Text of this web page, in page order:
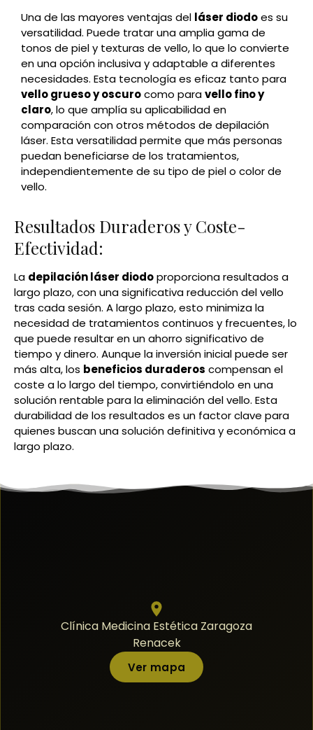
Una de las mayores ventajas del láser diodoes su
versatilidad. Puede tratar una amplia gama de
tonos de piel y texturas de vello, lo que lo convierte
en una opción inclusiva y adaptable a diferentes
necesidades. Esta tecnología es eficaz tanto para
vello grueso y oscurocomo paravello fino y
claro, lo que amplía su aplicabilidad en
comparación con otros métodos de depilación
láser. Esta versatilidad permite que más personas
puedan beneficiarse de los tratamientos,
independientemente de su tipo de piel o color de
vello.
Resultados Duraderos y Coste-
Efectividad:
La depilación láser diodoproporciona resultados a
largo plazo, con una significativa reducción del vello
tras cada sesión. A largo plazo, esto minimiza la
necesidad de tratamientos continuos y frecuentes, lo
que puede resultar en un ahorro significativo de
tiempo y dinero. Aunque la inversión inicial puede ser
más alta, los beneficios duraderos compensan el
coste a lo largo del tiempo, convirtiéndolo en una
solución rentable para la eliminación del vello. Esta
durabilidad de los resultados es un factor clave para
quienes buscan una solución definitiva y económica a
largo plazo.
Clínica Medicina Estética Zaragoza
Renacek
Ver mapa